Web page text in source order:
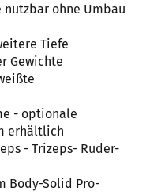
ohne Umbau
Tiefe
Gewichte
- optionale
erhältlich
- Trizeps- Ruder-
Body-Solid Pro-